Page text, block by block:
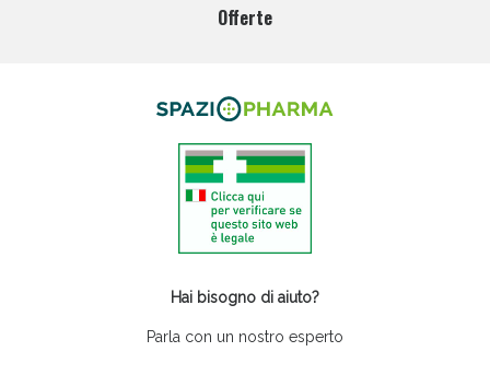
Offerte
Hai bisogno di aiuto?
Parla con un nostro esperto